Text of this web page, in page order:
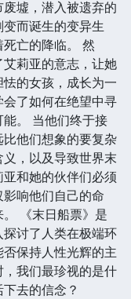
墟，潜入被遗弃的
而诞生的变异生
亡的降临。 然
莉亚的意志，让她
的女孩，成长为一
了如何在绝望中寻
。 当他们终于接
他们想象的要复杂
，以及导致世界末
和她的伙伴们必须
响他们自己的命
《末日船票》是
讨了人类在极端环
保持人性光辉的主
我们最珍视的是什
去的信念？